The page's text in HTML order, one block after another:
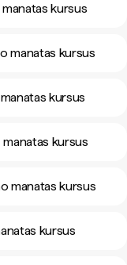
kursus
manatas kursus
kursus
kursus
manatas kursus
kursus